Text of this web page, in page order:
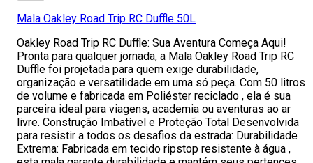
Mala Oakley Road Trip RC Duffle 50L
Oakley Road Trip RC Duffle: Sua Aventura Começa Aqui!
Pronta para qualquer jornada, a Mala Oakley Road Trip RC
Duffle foi projetada para quem exige durabilidade,
organização e versatilidade em uma só peça. Com 50 litros
de volume e fabricada em Poliéster reciclado , ela é sua
parceira ideal para viagens, academia ou aventuras ao ar
livre. Construção Imbatível e Proteção Total Desenvolvida
para resistir a todos os desafios da estrada: Durabilidade
Extrema: Fabricada em tecido ripstop resistente à água ,